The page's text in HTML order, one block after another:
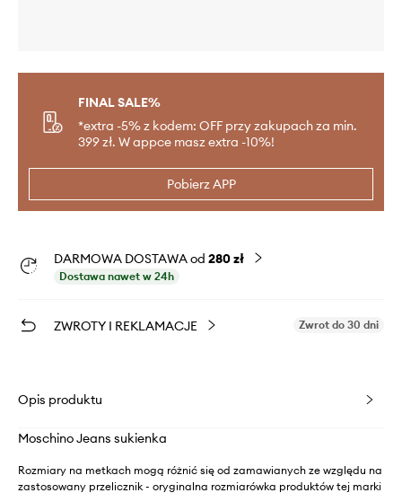
FINAL SALE%
*extra -5% z kodem: OFF przy zakupach za min.
399 zł. W appce masz extra -10%!
Pobierz APP
DARMOWA DOSTAWA od 280 zł
Dostawa nawet w 24h
ZWROTY I REKLAMACJE Zwrot do 30 dni
Opis produktu
Moschino Jeans sukienka
Rozmiary na metkach mogą różnić się od zamawianych ze względu na
zastosowany przelicznik - oryginalna rozmiarówka produktów tej marki